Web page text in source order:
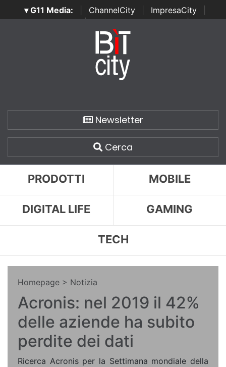
▾ G11 Media: ChannelCity ImpresaCity
SecurityOpenLab | Italian Channel Awards | Italian
Italian Security Awards
Newsletter
Cerca
PRODOTTI MOBILE
DIGITAL LIFE GAMING
TECH
Homepage > Notizia
Acronis: nel 2019 il 42%
delle aziende ha subito
perdite dei dati
Ricerca Acronis per la Settimana mondiale della